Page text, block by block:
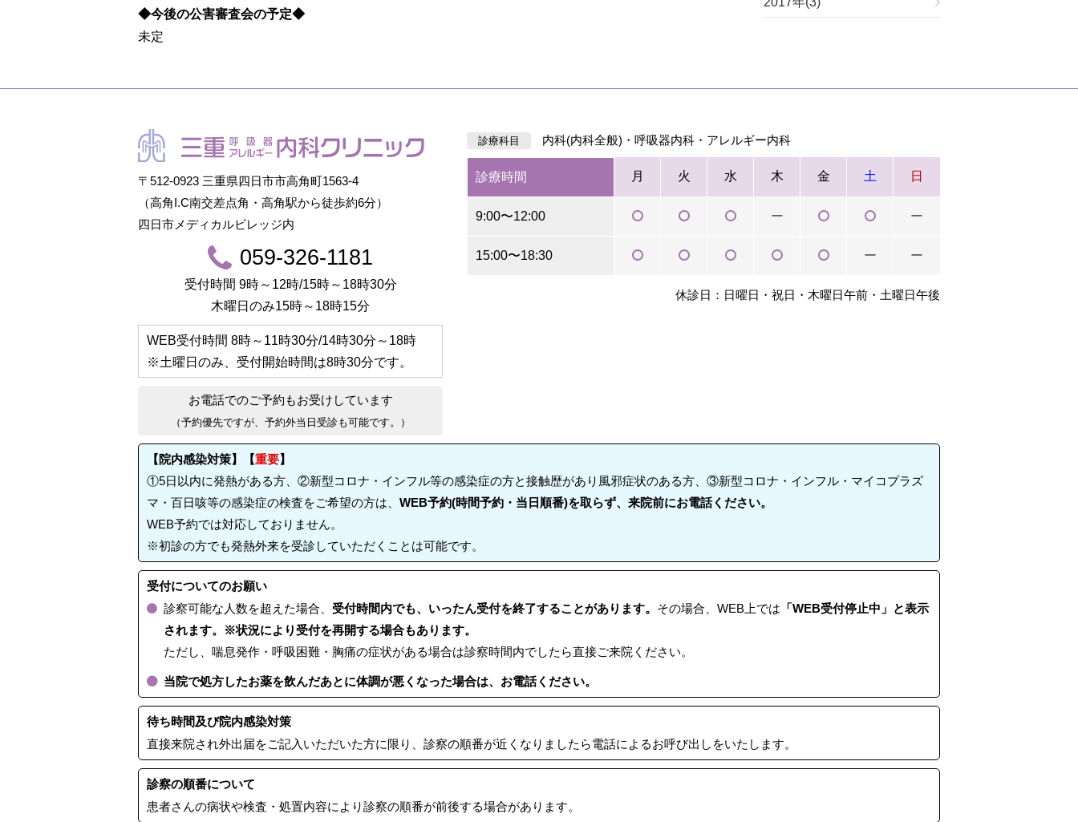
◆今後の公害審査会の予定◆
未定
〒512-0923 三重県四日市市高角町1563-4
（高角I.C南交差点角・高角駅から徒歩約6分）
四日市メディカルビレッジ内
059-326-1181
受付時間 9時～12時/15時～18時30分
木曜日のみ15時～18時15分
WEB受付時間 8時～11時30分/14時30分～18時
※土曜日のみ、受付開始時間は8時30分です。
お電話でのご予約もお受けしています
（予約優先ですが、予約外当日受診も可能です。）
診療科目 内科(内科全般)・呼吸器内科・アレルギー内科
診療時間 月 火 水 木 金 土 日
9:00〜12:00 ー ー
15:00〜18:30 ー ー
休診日：日曜日・祝日・木曜日午前・土曜日午後
【院内感染対策】【重要】
①5日以内に発熱がある方、②新型コロナ・インフル等の感染症の方と接触歴があり風邪症状のある方、③新型コロナ・インフル・マイコプラズ
マ・百日咳等の感染症の検査をご希望の方は、 WEB予約(時間予約・当日順番)を取らず、来院前にお電話ください。
WEB予約では対応しておりません。
※初診の方でも発熱外来を受診していただくことは可能です。
受付についてのお願い
診察可能な人数を超えた場合、 受付時間内でも、いったん受付を終了することがあります。 その場合、WEB上では 「WEB受付停止中」と表示
されます。※状況により受付を再開する場合もあります。
ただし、喘息発作・呼吸困難・胸痛の症状がある場合は診察時間内でしたら直接ご来院ください。
当院で処方したお薬を飲んだあとに体調が悪くなった場合は、お電話ください。
待ち時間及び院内感染対策
直接来院され外出届をご記入いただいた方に限り、診察の順番が近くなりましたら電話によるお呼び出しをいたします。
診察の順番について
患者さんの病状や検査・処置内容により診察の順番が前後する場合があります。